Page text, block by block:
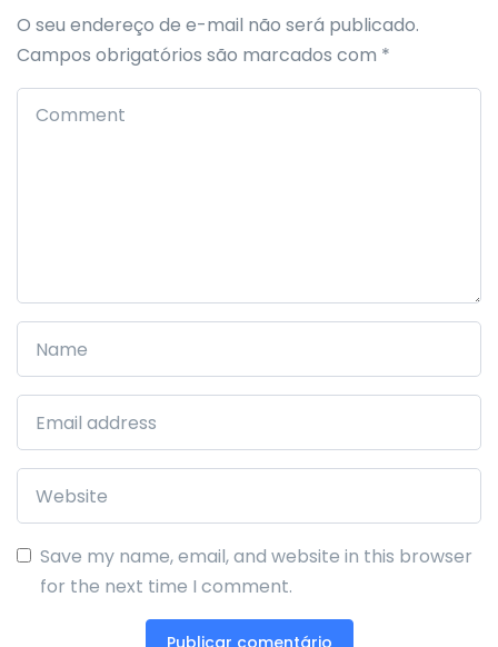
O seu endereço de e-mail não será publicado.
Campos obrigatórios são marcados com *
Save my name, email, and website in this browser
for the next time I comment.